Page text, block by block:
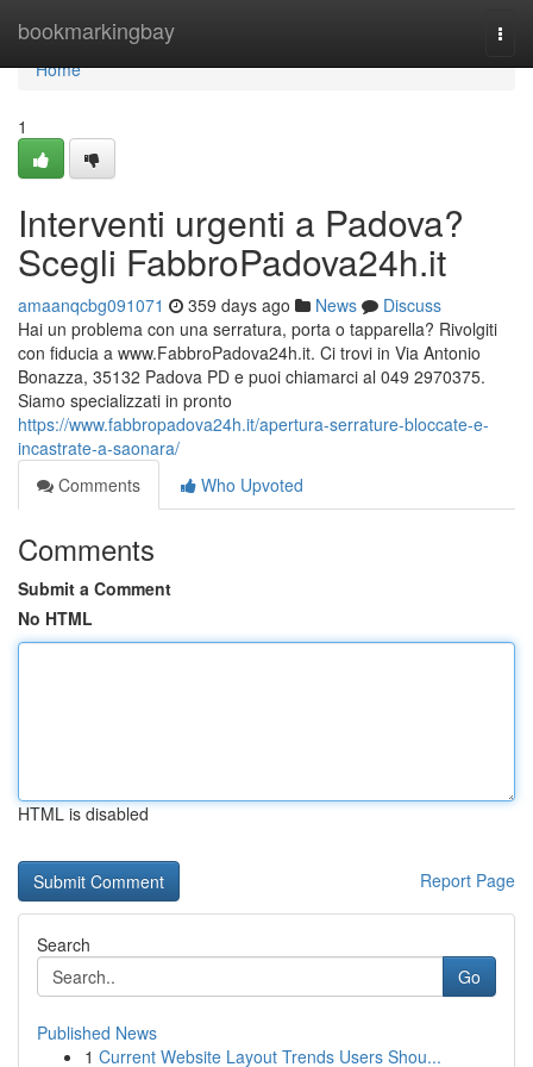
bookmarkingbay
Home
Home
1
Interventi urgenti a Padova?
Scegli FabbroPadova24h.it
amaanqcbg091071 359 days ago News
Discuss
Hai un problema con una serratura, porta o tapparella? Rivolgiti
con fiducia a www.FabbroPadova24h.it. Ci trovi in Via Antonio
Bonazza, 35132 Padova PD e puoi chiamarci al 049 2970375.
Siamo specializzati in pronto
https://www.fabbropadova24h.it/apertura-serrature-bloccate-e-
incastrate-a-saonara/
Comments
Who Upvoted
Comments
Submit a Comment
No HTML
HTML is disabled
Report Page
Search
Go
Published News
1 Current Website Layout Trends Users Shou...